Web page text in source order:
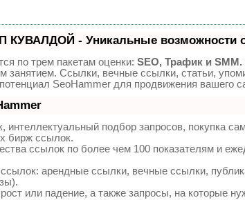
КУВАЛДОЙ - Уникальные возможности
по трем пакетам оценки:SEO, Трафик и SMM.
занятием. Ссылки, вечные ссылки, статьи,
SeoHammer для продвижения вашего
подбор запросов, покупка
бирж ссылок.
ссылок по более чем 100 показателям и
арендные ссылки, вечные ссылки,
или падение, а также запросы, на которые